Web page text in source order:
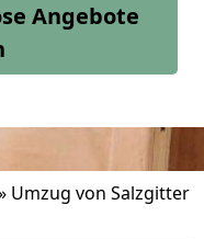
Angebote
Umzug von Salzgitter